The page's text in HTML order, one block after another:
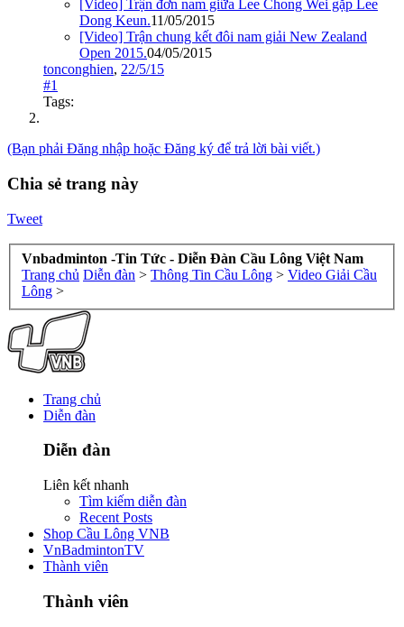
[Video] Trận đơn nam giữa Lee Chong Wei gặp Lee
Dong Keun.11/05/2015
[Video] Trận chung kết đôi nam giải New Zealand
Open 2015.04/05/2015
tonconghien, 22/5/15
#1
Tags:
(Bạn phải Đăng nhập hoặc Đăng ký để trả lời bài viết.)
Chia sẻ trang này
Tweet
Vnbadminton -Tin Tức - Diễn Đàn Cầu Lông Việt Nam
Trang chủ Diễn đàn > Thông Tin Cầu Lông > Video Giải Cầu
Lông >
Trang chủ
Diễn đàn
Diễn đàn
Liên kết nhanh
Tìm kiếm diễn đàn
Recent Posts
Shop Cầu Lông VNB
VnBadmintonTV
Thành viên
Thành viên